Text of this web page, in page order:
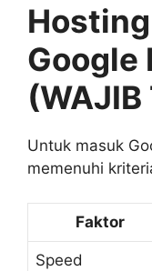
Google
(WAJIB
Untuk masuk
memenuhi
Faktor
Speed